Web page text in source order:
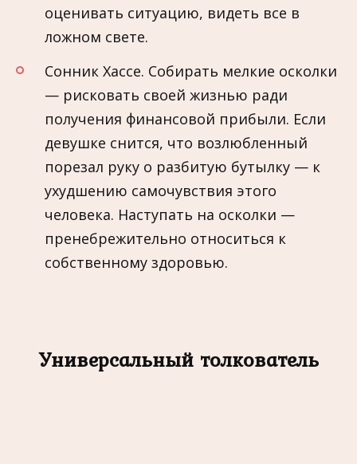
оценивать ситуацию, видеть все в
ложном свете.
Сонник Хассе. Собирать мелкие осколки
— рисковать своей жизнью ради
получения финансовой прибыли. Если
девушке снится, что возлюбленный
порезал руку о разбитую бутылку — к
ухудшению самочувствия этого
человека. Наступать на осколки —
пренебрежительно относиться к
собственному здоровью.
Универсальный толкователь